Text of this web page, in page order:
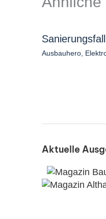
Ausbauhero
Aktuelle